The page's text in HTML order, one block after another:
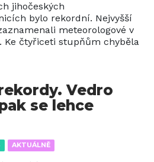
jihočeských
bylo rekordní. Nejvyšší
meteorologové v
Ke čtyřiceti stupňům chyběla
AKTUÁLNĚ
Vedro
se lehce